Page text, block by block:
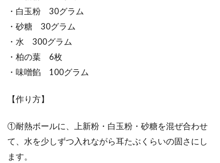
・白玉粉 30グラム
・砂糖 30グラム
・水 300グラム
・柏の葉 6枚
・味噌餡 100グラム
【作り方】
①耐熱ボールに、上新粉・白玉粉・砂糖を混ぜ合わせ
て、水を少しずつ入れながら耳たぶくらいの固さにし
ます。